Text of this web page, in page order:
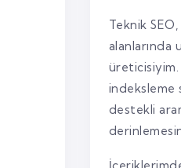
Teknik
alanlarında
indeksleme
destekli